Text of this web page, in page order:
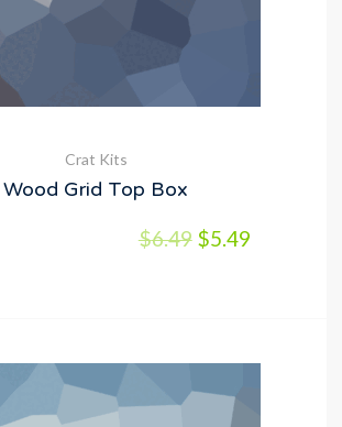
Crat Kits
Wood Grid Top Box
$6.49 $5.49